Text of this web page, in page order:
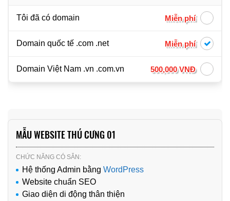
Tôi đã có domain Miễn phí
Domain quốc tế .com .net Miễn phí
Domain Việt Nam .vn .com.vn 500,000 VNĐ
MẪU WEBSITE THÚ CƯNG 01
CHỨC NĂNG CÓ SẴN:
Hệ thống Admin bằng WordPress
Website chuẩn SEO
Giao diện di động thân thiện